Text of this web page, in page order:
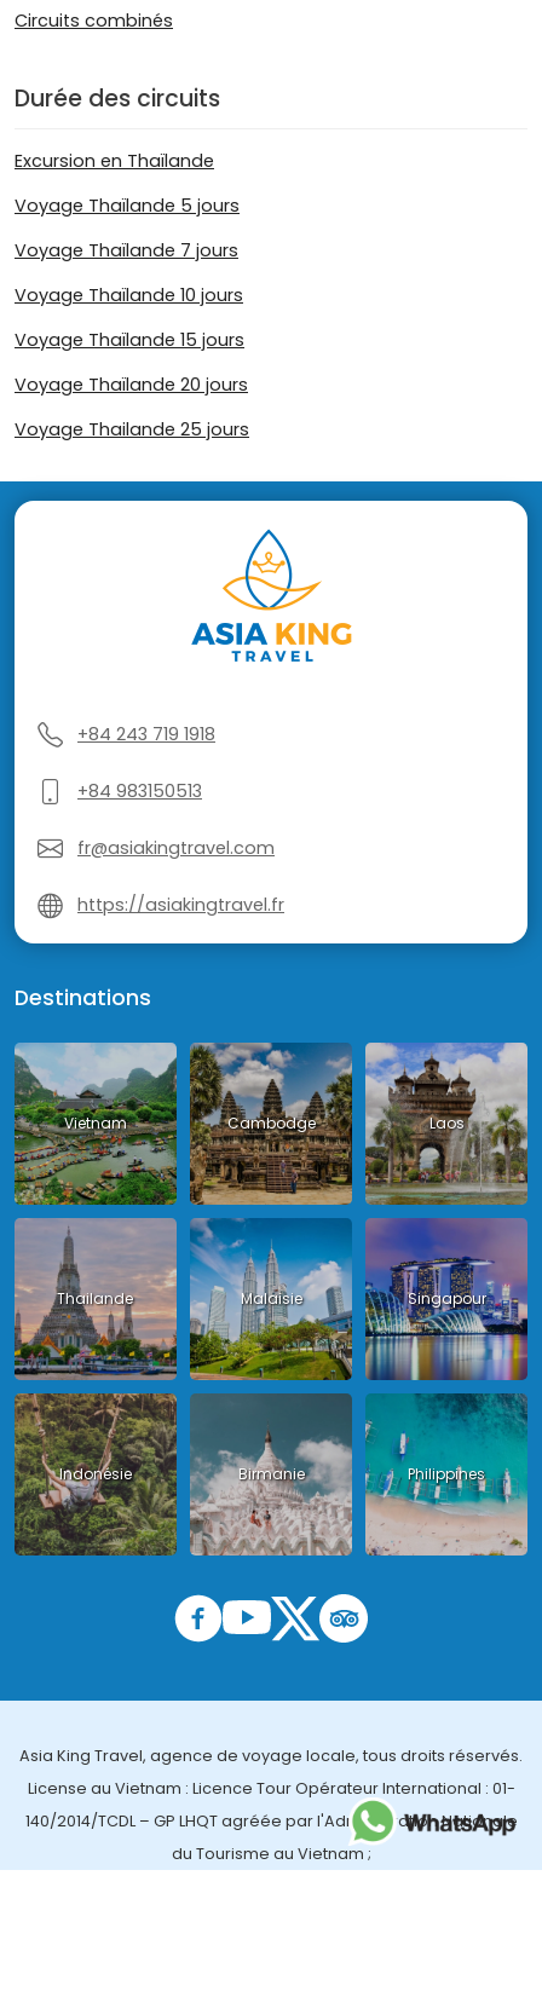
Circuits combinés
Durée des circuits
Excursion en Thaïlande
Voyage Thaïlande 5 jours
Voyage Thaïlande 7 jours
Voyage Thaïlande 10 jours
Voyage Thaïlande 15 jours
Voyage Thaïlande 20 jours
Voyage Thailande 25 jours
+84 243 719 1918
+84 983150513
fr@asiakingtravel.com
https://asiakingtravel.fr
Destinations
Vietnam Cambodge Laos
Thailande Malaisie Singapour
Indonésie Birmanie Philippines
Asia King Travel, agence de voyage locale, tous droits réservés.
License au Vietnam : Licence Tour Opérateur International : 01-
140/2014/TCDL – GP LHQT agréée par l'Administration Nationale
du Tourisme au Vietnam ;